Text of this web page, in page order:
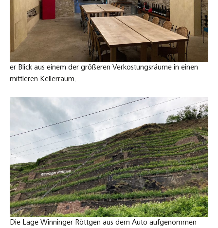
er Blick aus einem der größeren Verkostungsräume in einen
mittleren Kellerraum.
Die Lage Winninger Röttgen aus dem Auto aufgenommen